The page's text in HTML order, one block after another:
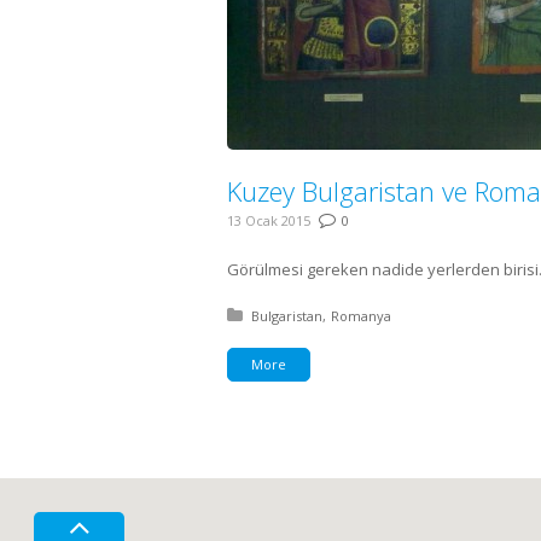
Kuzey Bulgaristan ve
13 Ocak 2015 0
Görülmesi gereken nadide yerlerden birisi.
Posted in:
Bulgaristan Romanya
More